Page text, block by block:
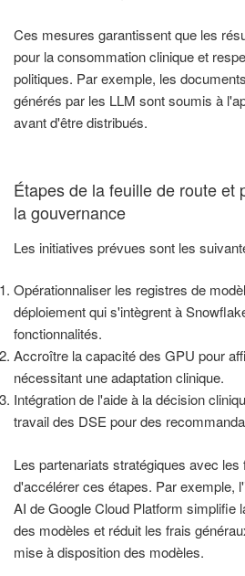
Ces mesures garantissent que les
pour la consommation clinique et
politiques. Par exemple, les
générés par les LLM sont soumis à
avant d'être distribués.
Étapes de la feuille de route et
la gouvernance
Les initiatives prévues sont les
Opérationnaliser les registres de
déploiement qui s'intègrent à
fonctionnalités.
Accroître la capacité des GPU pour
nécessitant une adaptation clinique.
Intégration de l'aide à la décision
travail des DSE pour des
Les partenariats stratégiques avec
d'accélérer ces étapes. Par exemple,
AI de Google Cloud Platform simplifie
des modèles et réduit les frais
mise à disposition des modèles.